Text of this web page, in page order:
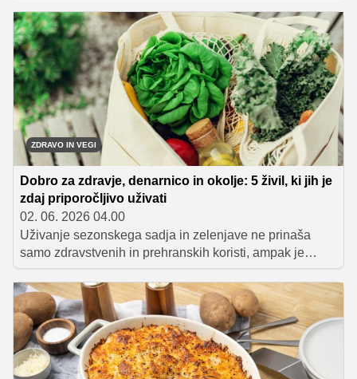
hrustljave tortilje, ki je osvojila družbena omrežja in
domače kuhinje po vsem svetu. Priprava je hitra,
rezultat pa popolna izbira za kosilo, večerjo ali piknik
druženje.
ZDRAVO IN VEGI
Dobro za zdravje, denarnico in okolje: 5 živil, ki jih je
zdaj priporočljivo uživati
02. 06. 2026 04.00
Uživanje sezonskega sadja in zelenjave ne prinaša
samo zdravstvenih in prehranskih koristi, ampak je
dobro tudi za denarnico in okolje. Predstavljamo vam
pet živil, ki so trenutno v sezoni in s katerimi lahko
bistveno obogatite svoj poletni jedilnik.